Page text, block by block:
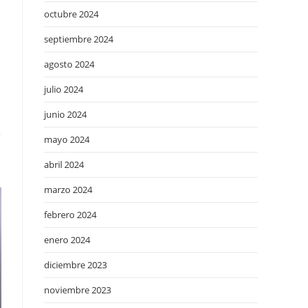
octubre 2024
septiembre 2024
agosto 2024
julio 2024
junio 2024
mayo 2024
abril 2024
marzo 2024
febrero 2024
enero 2024
diciembre 2023
noviembre 2023